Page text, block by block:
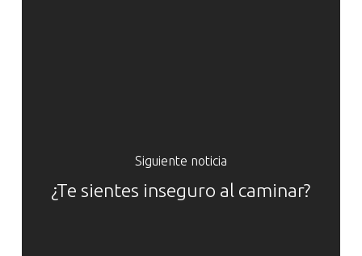
Siguiente noticia
¿Te sientes inseguro al caminar?